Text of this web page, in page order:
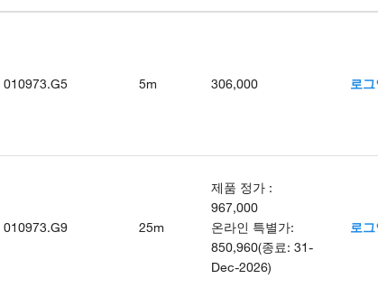
010973.G5 5m 306,000 로그
010973.G9 25m
제품 정가 :
967,000
온라인 특별가:
850,960(종료: 31-
Dec-2026)
로그